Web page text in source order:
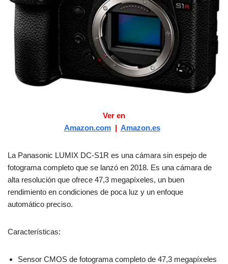
Ver en
Amazon.com| Amazon.es
La Panasonic LUMIX DC-S1R es una cámara sin espejo de
fotograma completo que se lanzó en 2018. Es una cámara de
alta resolución que ofrece 47,3 megapíxeles, un buen
rendimiento en condiciones de poca luz y un enfoque
automático preciso.
Características:
Sensor CMOS de fotograma completo de 47,3 megapíxeles